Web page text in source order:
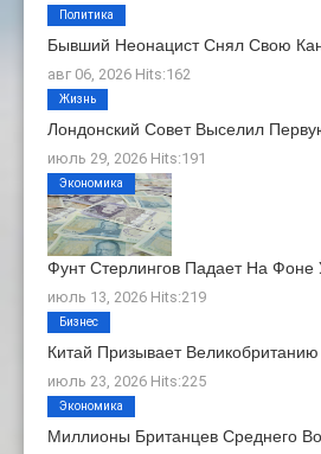
Бывший Неонацист Снял Свою
авг 06, 2026 Hits:162
Политика
Лондонский Совет Выселил
июль 29, 2026 Hits:191
Жизнь
Фунт Стерлингов Падает На
июль 13, 2026 Hits:219
Экономика
Китай Призывает
июль 23, 2026 Hits:225
Бизнес
Миллионы Британцев Среднего
Экономика